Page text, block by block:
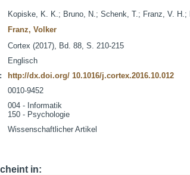
Kopiske, K. K.; Bruno, N.; Schenk, T.; Franz, V. H.;
Franz, Volker
Cortex (2017), Bd. 88, S. 210-215
Englisch
http://dx.doi.org/ 10.1016/j.cortex.2016.10.012
0010-9452
004 - Informatik
150 - Psychologie
Wissenschaftlicher Artikel
in: